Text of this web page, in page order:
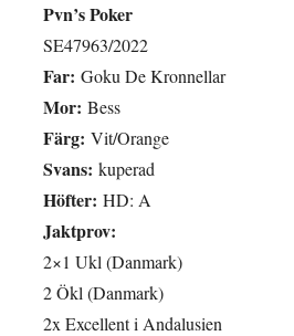
Pvn’s Poker
SE47963/2022
Far: Goku De Kronnellar
Mor: Bess
Färg: Vit/Orange
Svans: kuperad
Höfter: HD: A
Jaktprov:
2×1 Ukl (Danmark)
2 Ökl (Danmark)
2x Excellent i Andalusien